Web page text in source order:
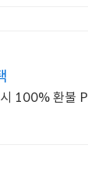
100% 환불